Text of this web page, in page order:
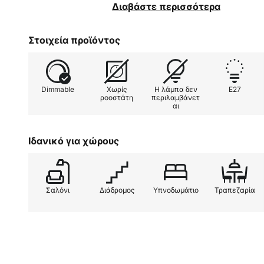
υπνοδωμάτιο. Ένα φωτιστικό
εάν το επιθυμείτε.
Διαβάστε περισσότερα
Στοιχεία προϊόντος
Dimmable
Χωρίς
ροοστάτη
Η λάμπα δεν
περιλαμβάνετ
αι
E27
Ιδανικό για χώρους
Σαλόνι Διάδρομος Υπνοδωμάτιο Τραπεζαρία